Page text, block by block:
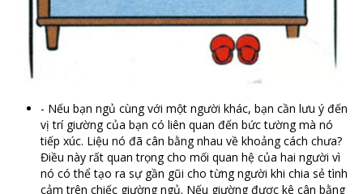
- Nếu bạn ngủ cùng với một người khác, bạn cần lưu ý đến
vị trí giường của bạn có liên quan đến bức tường mà nó
tiếp xúc. Liệu nó đã cân bằng nhau về khoảng cách chưa?
Điều này rất quan trọng cho mối quan hệ của hai người vì
nó có thể tạo ra sự gần gũi cho từng người khi chia sẻ tình
cảm trên chiếc giường ngủ. Nếu giường được kê cân bằng